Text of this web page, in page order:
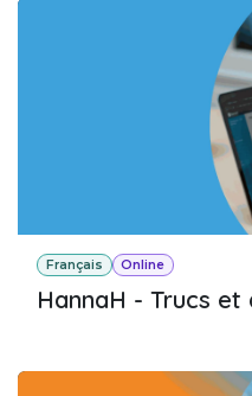
Français Online
HannaH - Trucs et